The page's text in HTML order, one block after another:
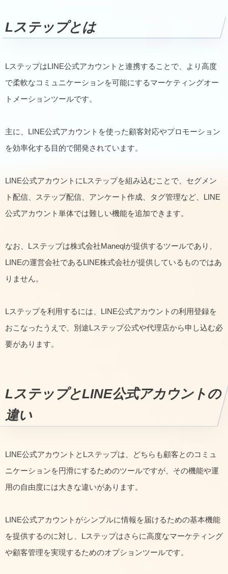
Lステップとは
LステップはLINE公式アカウントと連携することで、より高度
で柔軟なコミュニケーションを可能にするマーケティングオー
トメーションツールです。
主に、LINE公式アカウントを使った顧客対応やプロモーション
を効率化する目的で開発されています。
LINE公式アカウントにLステップを組み込むことで、セグメン
ト配信、ステップ配信、アンケート作成、タグ管理など、LINE
公式アカウント単体では難しい機能を追加できます。
なお、Lステップは株式会社Maneqlが提供するツールであり、
LINEの運営会社であるLINE株式会社が提供しているものではあ
りません。
Lステップを利用するには、LINE公式アカウントの利用登録を
おこなったうえで、別途Lステップ公式や代理店から申し込む必
要があります。
LステップとLINE公式アカウントの
違い
LINE公式アカウントとLステップは、どちらも顧客とのコミュ
ニケーションを円滑にするためのツールですが、その機能や運
用の自由度には大きな違いがあります。
LINE公式アカウントがシンプルに情報を届けるための基本機能
を提供するのに対し、Lステップはさらに高度なマーケティング
や顧客管理を実現するためのオプションツールです。